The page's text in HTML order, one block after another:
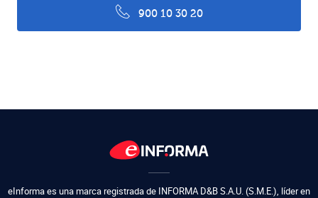
900 10 30 20
eInforma es una marca registrada de INFORMA D&B S.A.U. (S.M.E.), líder en